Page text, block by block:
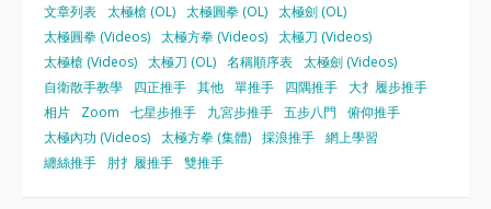
文章列表 太極槍 (OL) 太極圓拳 (OL) 太極劍 (OL)
太極圓拳 (Videos) 太極方拳 (Videos) 太極刀 (Videos)
太極槍 (Videos) 太極刀 (OL) 名稱順序表 太極劍 (Videos)
自衛散手教學
四正推手 其他 單推手 四隅推手 大扌履步推手
相片
Zoom 七星步推手 九宮步推手 五步八門
俯仰推手
太極內功 (Videos) 太極方拳 (集體) 採浪推手 網上學習
纏絲推手
肘扌履推手 雙推手